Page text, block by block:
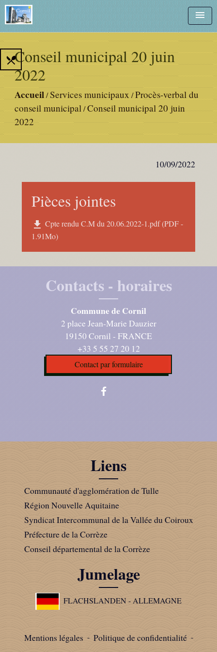
menu
Conseil municipal 20 juin
2022
Accueil/Services municipaux/Procès-verbal du
conseil municipal/Conseil municipal 20 juin
2022
local_dining
10/09/2022
Pièces jointes
file_download Cpte rendu C.M du 20.06.2022-1.pdf (PDF -
1.91Mo)
Contacts - horaires
Commune de Cornil
2 place Jean-Marie Dauzier
19150 Cornil - FRANCE
+33 5 55 27 20 12
Contact par formulaire
Liens
Communauté d'agglomération de Tulle
Région Nouvelle Aquitaine
Syndicat Intercommunal de la Vallée du Coiroux
Préfecture de la Corrèze
Conseil départemental de la Corrèze
Jumelage
FLACHSLANDEN - ALLEMAGNE
Mentions légales - Politique de confidentialité -